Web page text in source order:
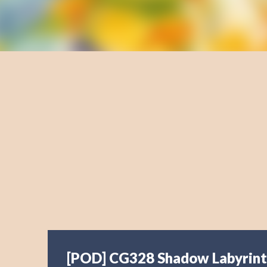
[POD] CG328 Shadow